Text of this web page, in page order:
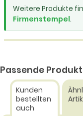
Weitere Produkte
Firmenstempel.
Passende
Kunden
bestellten
auch